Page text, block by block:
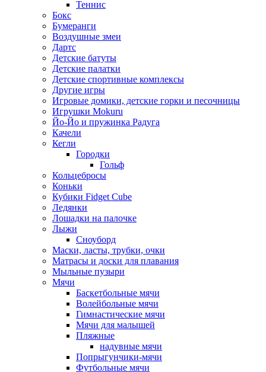
Теннис
Бокс
Бумеранги
Воздушные змеи
Дартс
Детские батуты
Детские палатки
Детские спортивные комплексы
Другие игры
Игровые домики, детские горки и песочницы
Игрушки Mokuru
Йо-Йо и пружинка Радуга
Качели
Кегли
Городки
Гольф
Кольцебросы
Коньки
Кубики Fidget Cube
Ледянки
Лошадки на палочке
Лыжи
Сноуборд
Маски, ласты, трубки, очки
Матрасы и доски для плавания
Мыльные пузыри
Мячи
Баскетбольные мячи
Волейбольные мячи
Гимнастические мячи
Мячи для малышей
Пляжные
надувные мячи
Попрыгунчики-мячи
Футбольные мячи